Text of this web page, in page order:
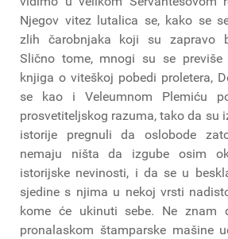
Njegov vitez lutalica se, kako se
zlih čarobnjaka koji su zapravo
Slično tome, mnogi su se previše
knjiga o viteškoj pobedi proletera,
se kao i Veleumnom Plemiću
prosvetiteljskog razuma, tako da su
istorije pregnuli da oslobode
nemaju ništa da izgube osim
istorijske nevinosti, i da se u
sjedine s njima u nekoj vrsti
kome će ukinuti sebe. Ne znam
pronalaskom štamparske mašine